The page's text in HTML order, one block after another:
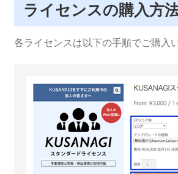
ライセンスの購入方
各ライセンスは以下の手順でご購入